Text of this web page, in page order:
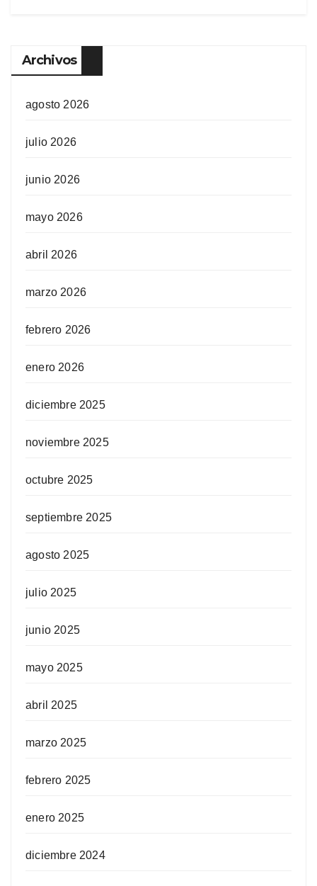
Archivos
agosto 2026
julio 2026
junio 2026
mayo 2026
abril 2026
marzo 2026
febrero 2026
enero 2026
diciembre 2025
noviembre 2025
octubre 2025
septiembre 2025
agosto 2025
julio 2025
junio 2025
mayo 2025
abril 2025
marzo 2025
febrero 2025
enero 2025
diciembre 2024